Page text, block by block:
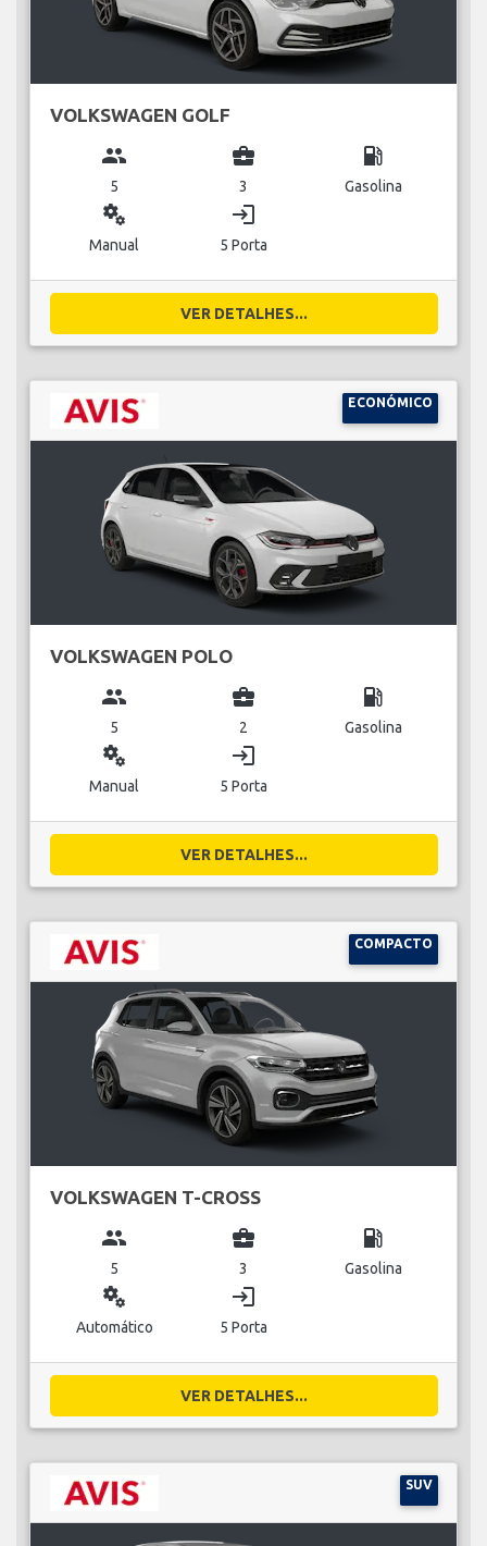
VOLKSWAGEN GOLF
group
5
business_center
3
local_gas_station
Gasolina
miscellaneous_services
Manual
login
5 Porta
VER DETALHES...
ECONÓMICO
VOLKSWAGEN POLO
group
5
business_center
2
local_gas_station
Gasolina
miscellaneous_services
Manual
login
5 Porta
VER DETALHES...
COMPACTO
VOLKSWAGEN T-CROSS
group
5
business_center
3
local_gas_station
Gasolina
miscellaneous_services
Automático
login
5 Porta
VER DETALHES...
SUV